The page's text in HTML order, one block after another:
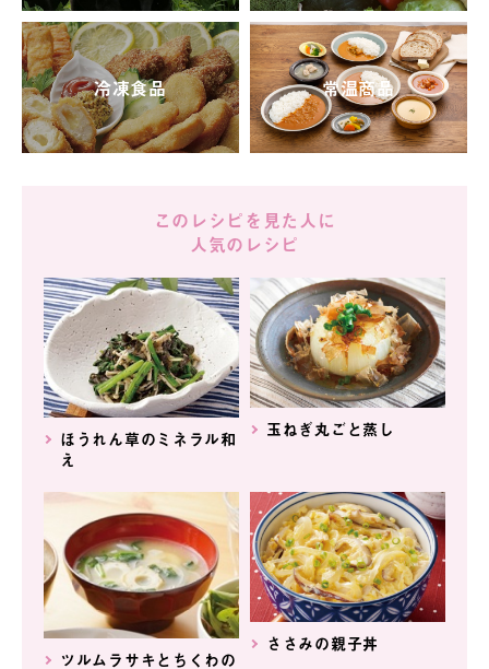
冷凍食品 常温商品
このレシピを見た人に
人気のレシピ
ほうれん草のミネラル和
え
玉ねぎ丸ごと蒸し
ツルムラサキとちくわの
ささみの親子丼